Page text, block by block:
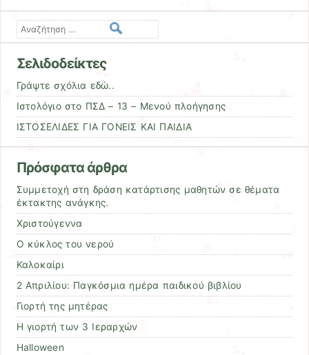
Αναζήτηση
Σελιδοδείκτες
Γράψτε σχόλια εδώ..
Ιστολόγιο στο ΠΣΔ – 13 – Μενού πλοήγησης
ΙΣΤΟΣΕΛΙΔΕΣ ΓΙΑ ΓΟΝΕΙΣ ΚΑΙ ΠΑΙΔΙΑ
Πρόσφατα άρθρα
Συμμετοχή στη δράση κατάρτισης μαθητών σε θέματα
έκτακτης ανάγκης.
Χριστούγεννα
Ο κύκλος του νερού
Καλοκαίρι
2 Απριλίου: Παγκόσμια ημέρα παιδικού βιβλίου
Γιορτή της μητέρας
Η γιορτή των 3 Ιεραρχών
Halloween